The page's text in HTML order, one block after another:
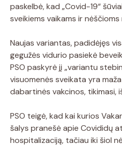
paskelbė, kad „Covid-19“
sveikiems vaikams ir
Naujas variantas, padidėjęs
gegužės vidurio pasiekė
PSO paskyrė jį „variantu
visuomenės sveikata yra
dabartinės vakcinos, tikimasi,
PSO teigė, kad kai kurios
šalys pranešė apie Covididų
hospitalizaciją, tačiau iki šiol